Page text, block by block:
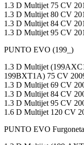
1.3 D Multijet 75 CV
1.3 D Multijet 80 CV
1.3 D Multijet 84 CV
1.3 D Multijet 95 CV
PUNTO EVO (199_)
1.3 D Multijet
199BXT1A) 75 CV
1.3 D Multijet 69 CV
1.3 D Multijet 84 CV
1.3 D Multijet 95 CV
1.6 D Multijet 120 CV
PUNTO EVO